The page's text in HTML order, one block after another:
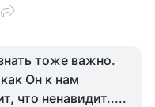
тоже важно.
Он к нам
что ненавидит.....